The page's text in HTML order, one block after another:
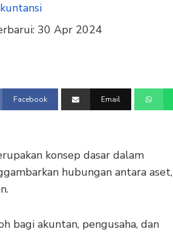
30 Apr 2024
Facebook Email
konsep dasar dalam
hubungan antara aset,
bagi akuntan, pengusaha, dan